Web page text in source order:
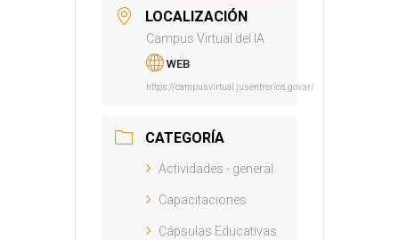
LOCALIZACIÓN
Campus Virtual del IA
WEB
https://campusvirtual.jusentrerios.gov.ar/
CATEGORÍA
Actividades - general
Capacitaciones
Cápsulas Educativas